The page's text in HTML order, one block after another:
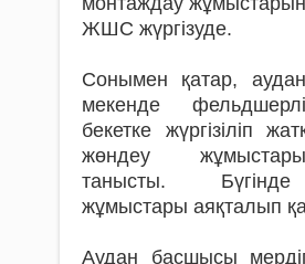
ЖШС жүргізуде.
Сонымен қатар, аудан
мекенде
бекетке жүргізіліп
жөндеу
танысты.
жұмыстары аяқталып
Аудан басшысы